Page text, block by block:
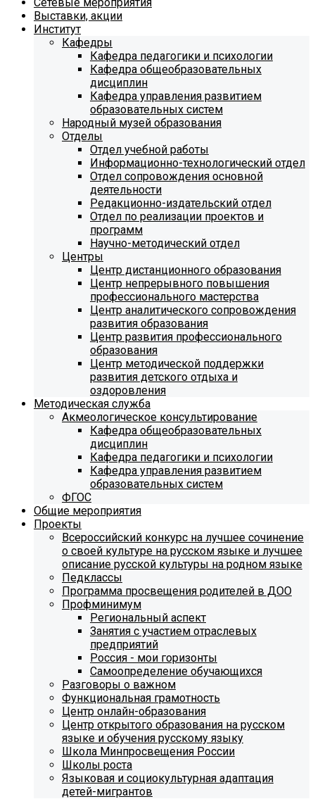
Выставки, акции
Институт
Кафедры
Кафедра педагогики и психологии
Кафедра общеобразовательных
дисциплин
Кафедра управления развитием
образовательных систем
Народный музей образования
Отделы
Отдел учебной работы
Информационно-технологический отдел
Отдел сопровождения основной
деятельности
Редакционно-издательский отдел
Отдел по реализации проектов и
программ
Научно-методический отдел
Центры
Центр дистанционного образования
Центр непрерывного повышения
профессионального мастерства
Центр аналитического сопровождения
развития образования
Центр развития профессионального
образования
Центр методической поддержки
развития детского отдыха и
оздоровления
Методическая служба
Акмеологическое консультирование
Кафедра общеобразовательных
дисциплин
Кафедра педагогики и психологии
Кафедра управления развитием
образовательных систем
ФГОС
Общие мероприятия
Проекты
Всероссийский конкурс на лучшее сочинение
о своей культуре на русском языке и лучшее
описание русской культуры на родном языке
Педклассы
Программа просвещения родителей в ДОО
Профминимум
Региональный аспект
Занятия с участием отраслевых
предприятий
Россия - мои горизонты
Самоопределение обучающихся
Разговоры о важном
Функциональная грамотность
Центр онлайн-образования
Центр открытого образования на русском
языке и обучения русскому языку
Школа Минпросвещения России
Школы роста
Языковая и социокультурная адаптация
детей-мигрантов